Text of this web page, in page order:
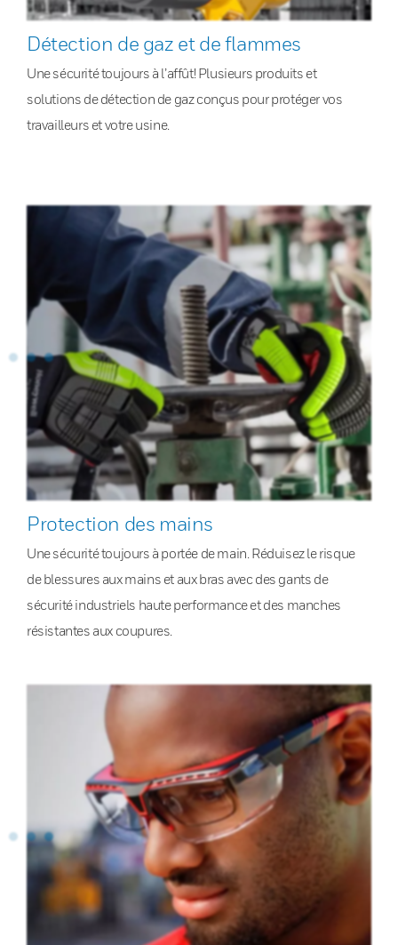
Détection de gaz et de flammes
Une sécurité toujours à l’affût! Plusieurs produits et
solutions de détection de gaz conçus pour protéger vos
travailleurs et votre usine.
Protection des mains
Une sécurité toujours à portée de main. Réduisez le risque
de blessures aux mains et aux bras avec des gants de
sécurité industriels haute performance et des manches
résistantes aux coupures.